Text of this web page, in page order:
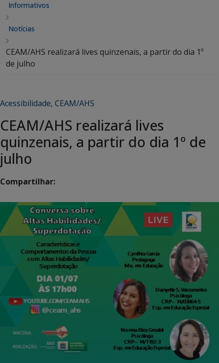
Informativos
Notícias
CEAM/AHS realizará lives quinzenais, a partir do dia 1º
de julho
Acessibilidade, CEAM/AHS
CEAM/AHS realizará lives
quinzenais, a partir do dia 1º de
julho
Compartilhar: